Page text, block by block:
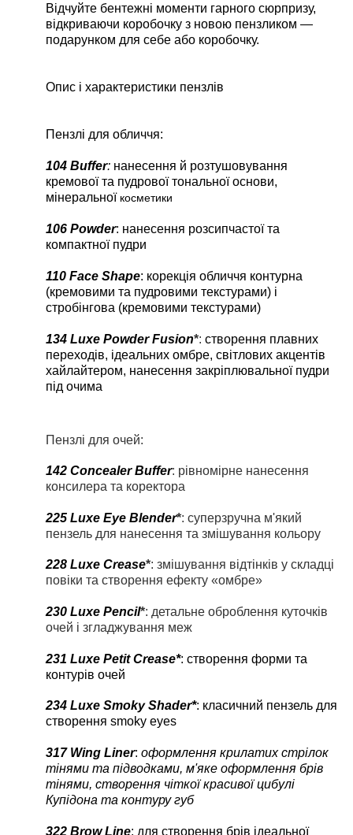
Відчуйте бентежні моменти гарного сюрпризу,
відкриваючи коробочку з новою пензликом —
подарунком для себе або коробочку.
Опис і характеристики пензлів
Пензлі для обличчя:
104 Buffer: нанесення й розтушовування
кремової та пудрової тональної основи,
мінеральноїкосметики
106 Powder: нанесення розсипчастої та
компактної пудри
110 Face Shape: корекція обличчя контурна
(кремовими та пудровими текстурами) і
стробінгова (кремовими текстурами)
134 Luxe Powder Fusion*: створення плавних
переходів, ідеальних омбре, світлових акцентів
хайлайтером, нанесення закріплювальної пудри
під очима
Пензлі для очей:
142 Concealer Buffer: рівномірне нанесення
консилера та коректора
225 Luxe Eye Blender*: суперзручна м'який
пензель для нанесення та змішування кольору
228 Luxe Crease*: змішування відтінків у складці
повіки та створення ефекту «омбре»
230 Luxe Pencil*: детальне оброблення куточків
очей і згладжування меж
231 Luxe Petit Crease*: створення форми та
контурів очей
234 Luxe Smoky Shader*: класичний пензель для
створення smoky eyes
317 Wing Liner: оформлення крилатих стрілок
тінями та підводками, м'яке оформлення брів
тінями, створення чіткої красивої цибулі
Купідона та контуру губ
322 Brow Line: для створення брів ідеальної